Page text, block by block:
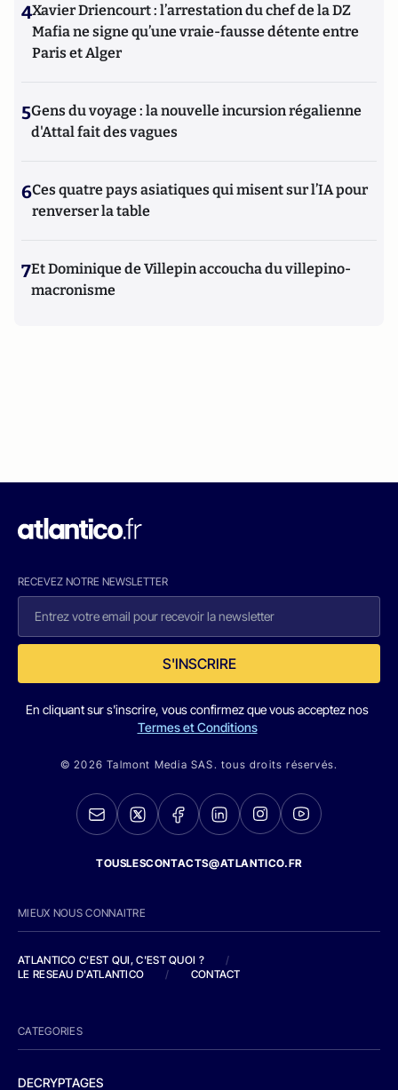
4Xavier Driencourt : l’arrestation du chef de la DZ
Mafia ne signe qu’une vraie-fausse détente entre
Paris et Alger
5Gens du voyage : la nouvelle incursion régalienne
d'Attal fait des vagues
6Ces quatre pays asiatiques qui misent sur l’IA pour
renverser la table
7Et Dominique de Villepin accoucha du villepino-
macronisme
RECEVEZ NOTRE NEWSLETTER
S'INSCRIRE
En cliquant sur s'inscrire, vous confirmez que vous acceptez nos
Termes et Conditions
© 2026 Talmont Media SAS. tous droits réservés.
TOUSLESCONTACTS@ATLANTICO.FR
MIEUX NOUS CONNAITRE
ATLANTICO C'EST QUI, C'EST QUOI ?
/
LE RESEAU D'ATLANTICO
/ CONTACT
CATEGORIES
DECRYPTAGES